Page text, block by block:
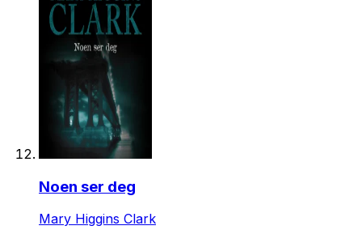
Noen ser deg
Mary Higgins Clark